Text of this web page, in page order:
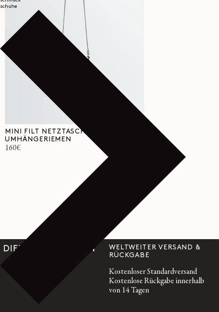
schuhe
MINI FILT NETZTASCHE MIT
UMHÄNGERIEMEN
Normaler
160€
DIENSTLEISTUNGEN
WELTWEITER VERSAND &
RÜCKGABE
Kostenloser Standardversand
Kostenlose Rückgabe innerhalb
von 14 Tagen